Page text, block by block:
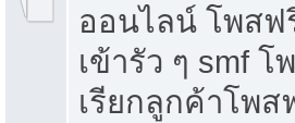
ออนไลน์ โพสฟ
เข้ารัว ๆ smf
เรียกลูกค้าโพส